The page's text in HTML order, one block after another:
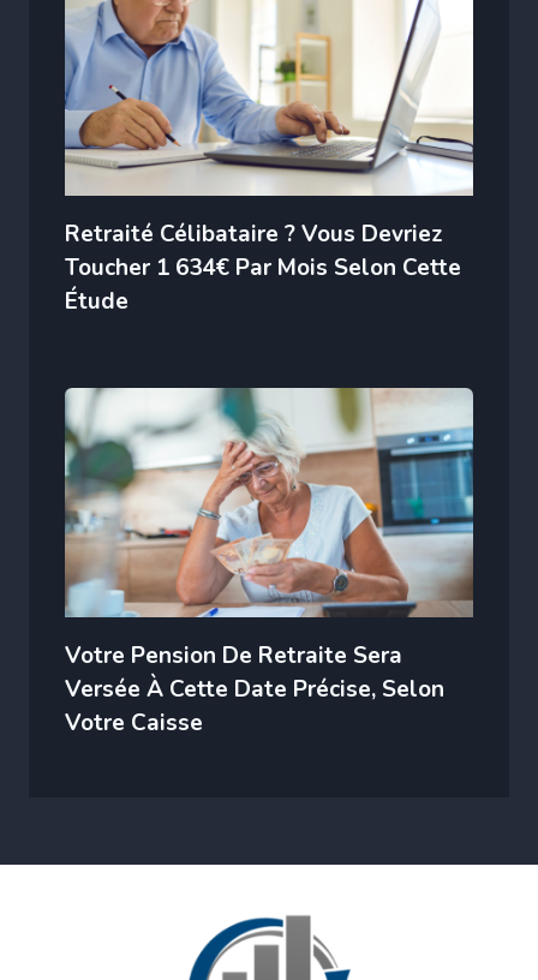
Retraité Célibataire ? Vous Devriez
Toucher 1 634€ Par Mois Selon Cette
Étude
Votre Pension De Retraite Sera
Versée À Cette Date Précise, Selon
Votre Caisse